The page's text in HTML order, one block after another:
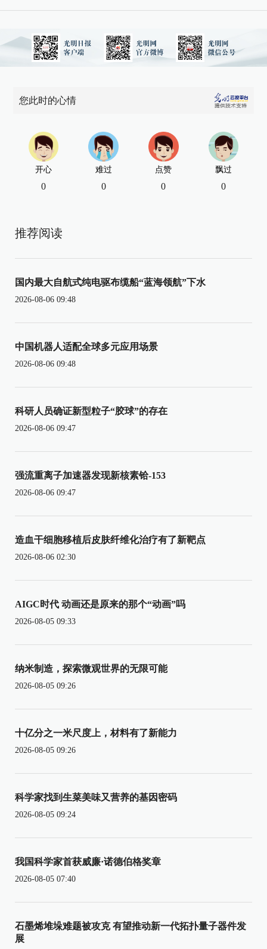
您此时的心情
开心
0
难过
0
点赞
0
飘过
0
推荐阅读
国内最大自航式纯电驱布缆船“蓝海领航”下水
2026-08-06 09:48
中国机器人适配全球多元应用场景
2026-08-06 09:48
科研人员确证新型粒子“胶球”的存在
2026-08-06 09:47
强流重离子加速器发现新核素铪-153
2026-08-06 09:47
造血干细胞移植后皮肤纤维化治疗有了新靶点
2026-08-06 02:30
AIGC时代 动画还是原来的那个“动画”吗
2026-08-05 09:33
纳米制造，探索微观世界的无限可能
2026-08-05 09:26
十亿分之一米尺度上，材料有了新能力
2026-08-05 09:26
科学家找到生菜美味又营养的基因密码
2026-08-05 09:24
我国科学家首获威廉·诺德伯格奖章
2026-08-05 07:40
石墨烯堆垛难题被攻克 有望推动新一代拓扑量子器件发
展